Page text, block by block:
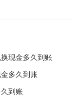
现金多久到账
多久到账
到账